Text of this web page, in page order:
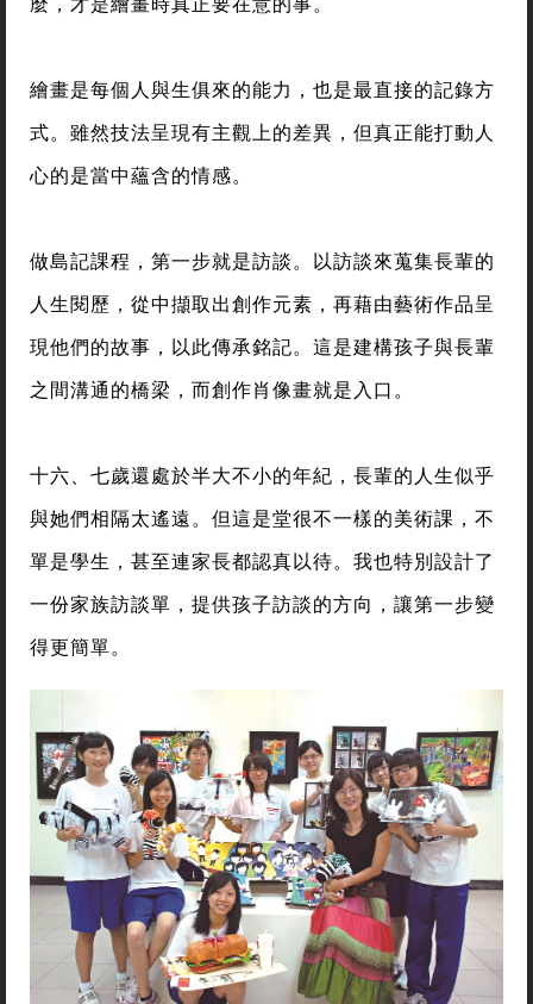
繪畫是每個人與生俱來的能力，也是最直接的記錄方
式。雖然技法呈現有主觀上的差異，但真正能打動人
心的是當中蘊含的情感。
做島記課程，第一步就是訪談。以訪談來蒐集長輩的
人生閱歷，從中擷取出創作元素，再藉由藝術作品呈
現他們的故事，以此傳承銘記。這是建構孩子與長輩
之間溝通的橋梁，而創作肖像畫就是入口。
十六、七歲還處於半大不小的年紀，長輩的人生似乎
與她們相隔太遙遠。但這是堂很不一樣的美術課，不
單是學生，甚至連家長都認真以待。我也特別設計了
一份家族訪談單，提供孩子訪談的方向，讓第一步變
得更簡單。